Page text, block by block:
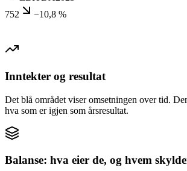
752
−10,8 %
Inntekter og resultat
Det blå området viser omsetningen over tid.
hva som er igjen som årsresultat.
Balanse: hva eier de, og hvem